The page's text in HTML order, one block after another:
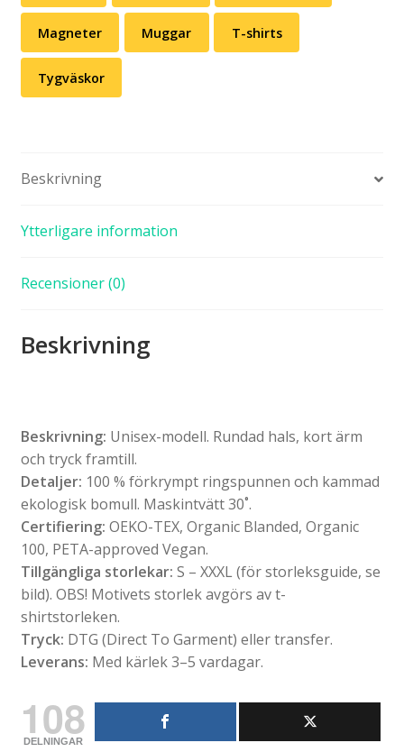
Magneter Muggar T-shirts
Tygväskor
Beskrivning
Ytterligare information
Recensioner (0)
Beskrivning
Beskrivning: Unisex-modell. Rundad hals, kort ärm
och tryck framtill.
Detaljer: 100 % förkrympt ringspunnen och kammad
ekologisk bomull. Maskintvätt 30˚.
Certifiering: OEKO-TEX, Organic Blanded, Organic
100, PETA-approved Vegan.
Tillgängliga storlekar: S – XXXL (för storleksguide, se
bild). OBS! Motivets storlek avgörs av t-
shirtstorleken.
Tryck: DTG (Direct To Garment) eller transfer.
Leverans: Med kärlek 3–5 vardagar.
108
DELNINGAR